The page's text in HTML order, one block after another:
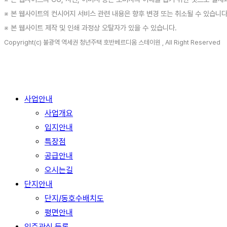
※ 본 웹사이트의 컨시어지 서비스 관련 내용은 향후 변경 또는 취소될 수 있습니
※ 본 웹사이트 제작 및 인쇄 과정상 오탈자가 있을 수 있습니다.
Copyright(c) 불광역 역세권 청년주택 호반베르디움 스테이원 , All Right Reserved
Close 사업안내
사업개요
입지안내
특장점
공급안내
오시는길
단지안내
단지/동호수배치도
평면안내